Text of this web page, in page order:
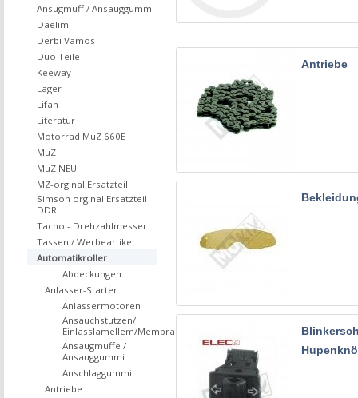
Antriebe
Ansugmuff / Ansauggummi
Daelim
Derbi Vamos
Duo Teile
Keeway
Lager
Lifan
Literatur
Motorrad MuZ 660E
MuZ
MuZ NEU
MZ-orginal Ersatzteil
Simson orginal Ersatzteil
DDR
Tacho - Drehzahlmesser
Tassen / Werbeartikel
Automatikroller
Abdeckungen
Anlasser-Starter
Anlassermotoren
Ansauchstutzen/
Einlasslamellem/Membrane
Ansaugmuffe /
Ansauggummi
Anschlaggummi
Antriebe